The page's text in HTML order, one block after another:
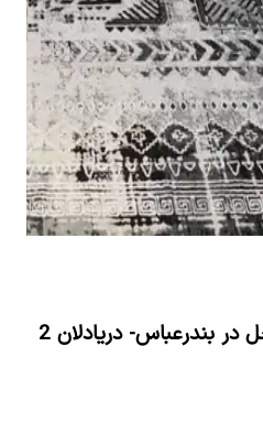
بندرعباس- دریادلان 2